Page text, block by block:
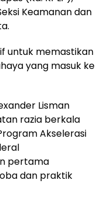
Keamanan dan
untuk memastikan
yang masuk ke
Lisman
razia berkala
Akselerasi
pertama
dan praktik